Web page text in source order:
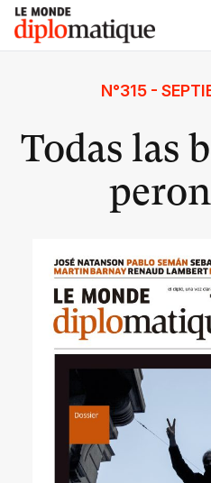
Skip
content
Le monde diplomatique
N°315 -
Todas las